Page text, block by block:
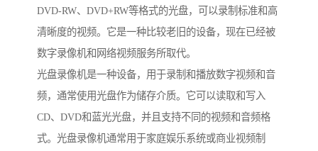
DVD-RW、DVD+RW等格式的光盘，可以录制标准和高
清晰度的视频。它是一种比较老旧的设备，现在已经被
数字录像机和网络视频服务所取代。
光盘录像机是一种设备，用于录制和播放数字视频和音
频，通常使用光盘作为储存介质。它可以读取和写入
CD、DVD和蓝光光盘，并且支持不同的视频和音频格
式。光盘录像机通常用于家庭娱乐系统或商业视频制